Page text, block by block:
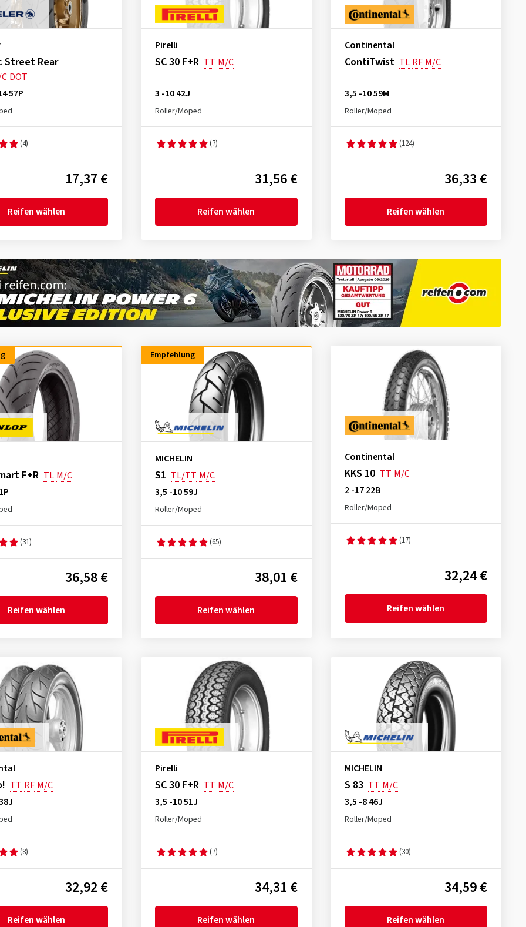
Street Rear
DOT
57P
(4)
17,37 €
Reifen wählen
Pirelli
SC 30 F+R TT M/C
3 -10 42J
Roller/Moped
(7)
31,56 €
Reifen wählen
Continental
ContiTwist TL RF M/C
3,5 -10 59M
Roller/Moped
(124)
36,33 €
Reifen wählen
F+R TL M/C
(31)
36,58 €
Reifen wählen
Empfehlung
MICHELIN
S1 TL/TT M/C
3,5 -10 59J
Roller/Moped
(65)
38,01 €
Reifen wählen
Continental
KKS 10 TT M/C
2 -17 22B
Roller/Moped
(17)
32,24 €
Reifen wählen
TT RF M/C
(8)
32,92 €
Reifen wählen
Pirelli
SC 30 F+R TT M/C
3,5 -10 51J
Roller/Moped
(7)
34,31 €
Reifen wählen
MICHELIN
S 83 TT M/C
3,5 -8 46J
Roller/Moped
(30)
34,59 €
Reifen wählen